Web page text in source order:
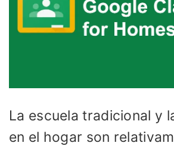
La escuela tradicional y
en el hogar son